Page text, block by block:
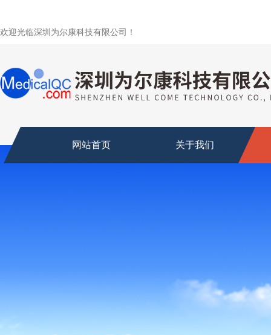
欢迎光临深圳为尔康科技有限公司！
网站首页 关于我们